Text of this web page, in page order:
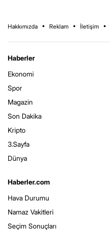
Hakkımızda Reklam İletişim
Haberler
Ekonomi
Spor
Magazin
Son Dakika
Kripto
3.Sayfa
Dünya
Haberler.com
Hava Durumu
Namaz Vakitleri
Seçim Sonuçları